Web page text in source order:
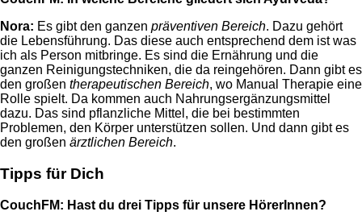
Nora: Es gibt den ganzen präventiven Bereich. Dazu gehört
die Lebensführung. Das diese auch entsprechend dem ist was
ich als Person mitbringe. Es sind die Ernährung und die
ganzen Reinigungstechniken, die da reingehören. Dann gibt es
den großen therapeutischen Bereich, wo Manual Therapie eine
Rolle spielt. Da kommen auch Nahrungsergänzungsmittel
dazu. Das sind pflanzliche Mittel, die bei bestimmten
Problemen, den Körper unterstützen sollen. Und dann gibt es
den großen ärztlichen Bereich.
Tipps für Dich
CouchFM: Hast du drei Tipps für unsere HörerInnen?